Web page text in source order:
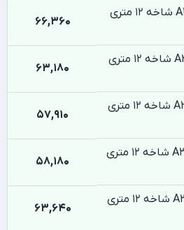
میلگرد آجدار ابرکوه 18 A3 شاخه 12 متری
66,360
میلگرد آجدار ابرکوه 20 A3 شاخه 12 متری
63,180
میلگرد آجدار ابرکوه 22 A3 شاخه 12 متری
57,910
میلگرد آجدار ابرکوه 25 A3 شاخه 12 متری
58,180
میلگرد آجدار ابرکوه 28 A3 شاخه 12 متری
63,640